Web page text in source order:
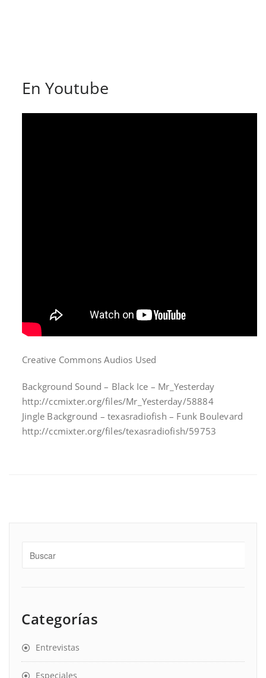
En Youtube
Creative Commons Audios Used
Background Sound – Black Ice – Mr_Yesterday
http://ccmixter.org/files/Mr_Yesterday/58884
Jingle Background – texasradiofish – Funk Boulevard
http://ccmixter.org/files/texasradiofish/59753
Categorías
Entrevistas
Especiales